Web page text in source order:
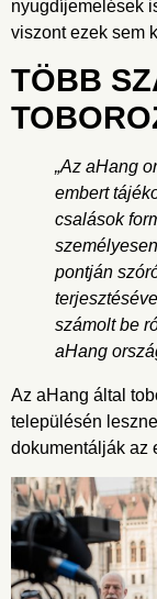
nyugdíjemelések
viszont ezek sem
TÖBB
„Az aHang
embert
csalások
pontján
számolt be
aHang
Az aHang által
településén
dokumentálják az